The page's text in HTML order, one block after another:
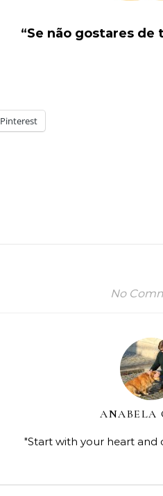
“Se não gostares de
Pinterest
No
ANABELA
"Start with your heart and